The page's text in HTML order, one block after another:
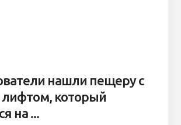
нашли пещеру с
который
на ...